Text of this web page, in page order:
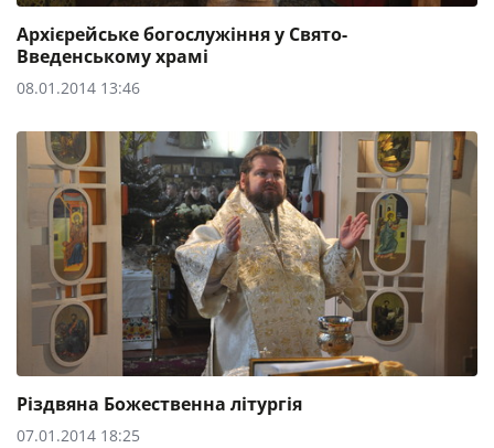
Архієрейське богослужіння у Свято-
Введенському храмі
08.01.2014 13:46
Різдвяна Божественна літургія
07.01.2014 18:25